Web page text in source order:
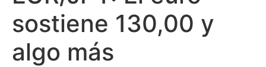
sostiene 130,00 y
algo más